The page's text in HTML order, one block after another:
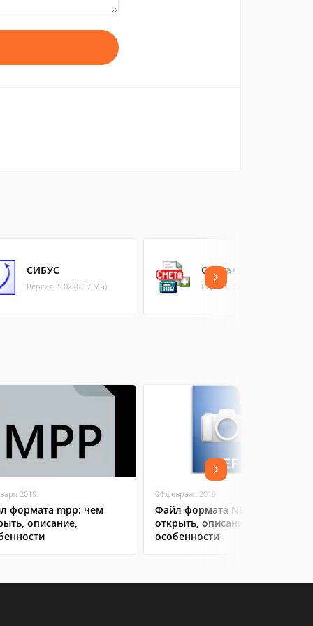
СИБУС
Версия: 5.02 (6.17 МБ)
Смета+
Версия: 2.4.7 (4.48 МБ)
2019
формата mpp: чем
описание,
04 февраля 2019
Файл формата NEF: чем
открыть, описание,
особенности